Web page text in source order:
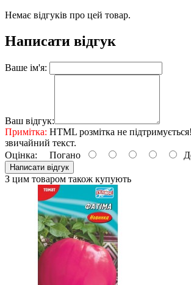
Немає відгуків про цей товар.
Написати відгук
Ваше ім'я:
Ваш відгук:
Примітка: HTML розмітка не
звичайний текст.
Оцінка: Погано
Написати відгук
З цим товаром також купують